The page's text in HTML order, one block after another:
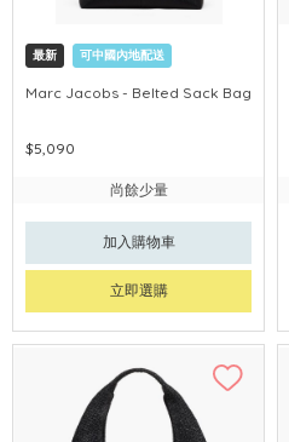
最新 可中國內地配送
Marc Jacobs - Belted Sack Bag
$5,090
尚餘少量
加入購物車
立即選購